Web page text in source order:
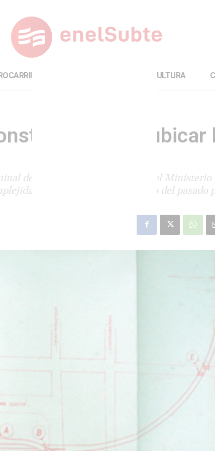
CULTURA
para ubicar
de la línea F. Mientras tanto, el Ministerio
de la zona y un proyecto del pasado
sin fin al proyecto de
Línea Mitre: dieron
de baja la construcción
estación Nordelta